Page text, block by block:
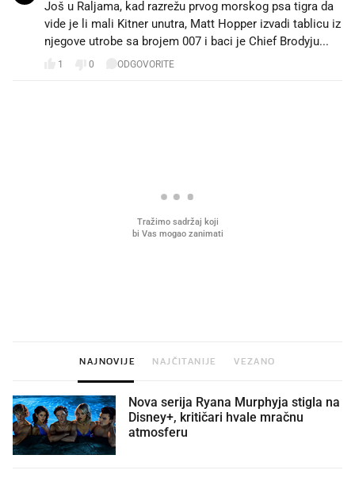
Još u Raljama, kad razrežu prvog morskog psa tigra da
vide je li mali Kitner unutra, Matt Hopper izvadi tablicu iz
njegove utrobe sa brojem 007 i baci je Chief Brodyju...
1 0 ODGOVORITE
NAJNOVIJE NAJČITANIJE VEZANO
Nova serija Ryana Murphyja stigla na
Disney+, kritičari hvale mračnu
atmosferu